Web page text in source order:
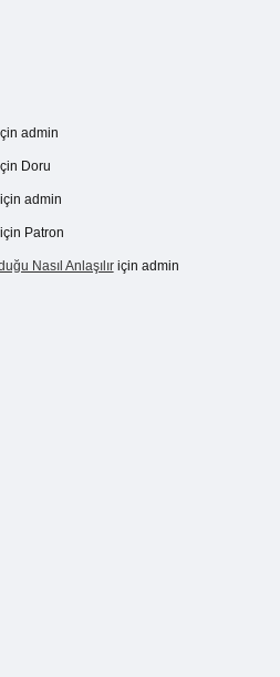
admin
Doru
admin
Patron
Nasıl Anlaşılıriçin admin